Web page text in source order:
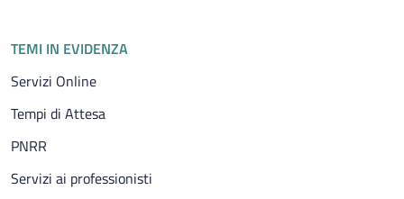
TEMI IN EVIDENZA
Servizi Online
Tempi di Attesa
PNRR
Servizi ai professionisti